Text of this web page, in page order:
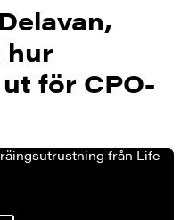
hur
för CPO-